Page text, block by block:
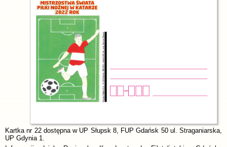
Kartka nr 22 dostępna w UP Słupsk 8, FUP Gdańsk 50 ul. Straganiarska,
UP Gdynia 1.